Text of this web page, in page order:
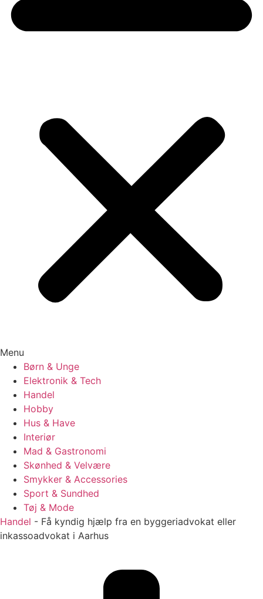
Menu
Børn & Unge
Elektronik & Tech
Handel
Hobby
Hus & Have
Interiør
Mad & Gastronomi
Skønhed & Velvære
Smykker & Accessories
Sport & Sundhed
Tøj & Mode
Handel - Få kyndig hjælp fra en byggeriadvokat eller
inkassoadvokat i Aarhus